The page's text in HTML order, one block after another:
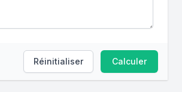
Réinitialiser Calculer